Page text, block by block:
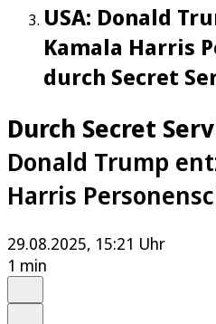
USA: Donald
Kamala Harris
durch Secret
Durch Secret
Donald Trump
Harris
29.08.2025, 15:21 Uhr
1 min